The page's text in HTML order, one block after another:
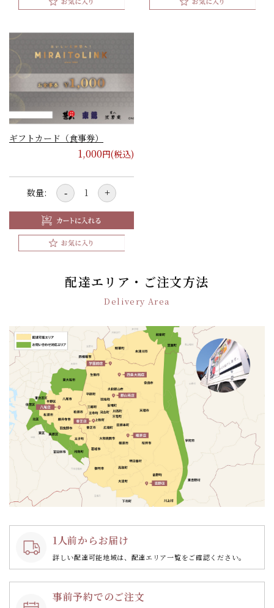
ギフトカード（食事券）
1,000円(税込)
数量: - +
配達エリア・ご注文方法
Delivery Area
1人前からお届け
詳しい配達可能地域は、配達エリア一覧をご確認ください。
事前予約でのご注文